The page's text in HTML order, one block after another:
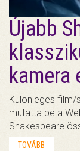
Újabb
kamera
Különleges
mutatta be a
Shakespeare
TOVÁBB